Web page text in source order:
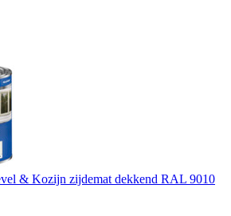
& Kozijn zijdemat dekkend RAL 9010